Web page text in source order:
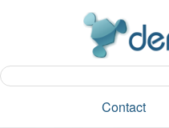
Contact